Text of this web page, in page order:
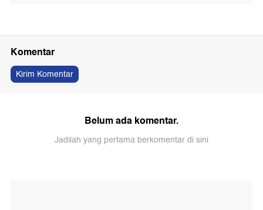
Komentar
Kirim Komentar
Belum ada komentar.
Jadilah yang pertama berkomentar di sini